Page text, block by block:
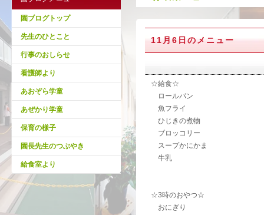
園ブログトップ
先生のひとこと
行事のおしらせ
看護師より
あおぞら学童
あぜかり学童
保育の様子
園長先生のつぶやき
給食室より
11月6日のメニュー
☆給食☆
ロールパン
魚フライ
ひじきの煮物
ブロッコリー
スープかにかま
牛乳
☆3時のおやつ☆
おにぎり